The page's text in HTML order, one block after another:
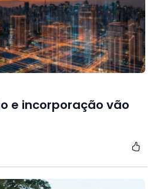
e incorporação vão